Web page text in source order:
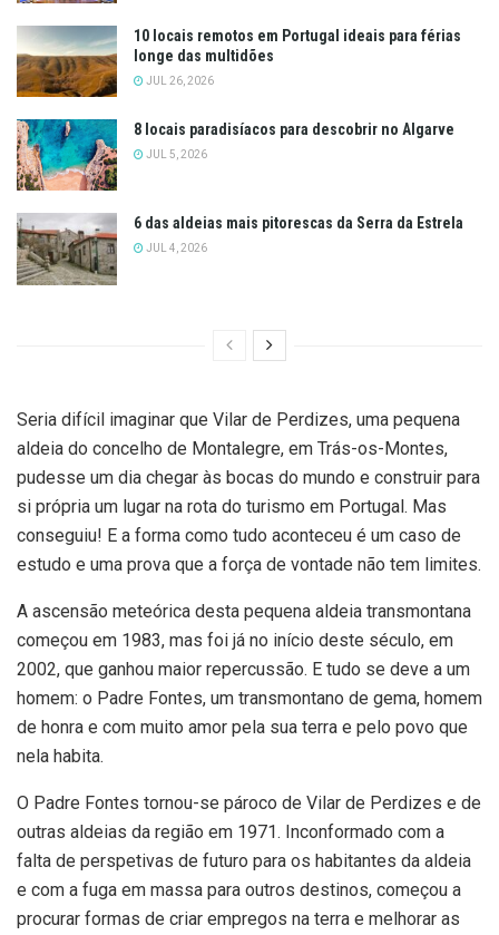
10 locais remotos em Portugal ideais para férias
longe das multidões
JUL 26, 2026
8 locais paradisíacos para descobrir no Algarve
JUL 5, 2026
6 das aldeias mais pitorescas da Serra da Estrela
JUL 4, 2026
Seria difícil imaginar que Vilar de Perdizes, uma pequena
aldeia do concelho de Montalegre, em Trás-os-Montes,
pudesse um dia chegar às bocas do mundo e construir para
si própria um lugar na rota do turismo em Portugal. Mas
conseguiu! E a forma como tudo aconteceu é um caso de
estudo e uma prova que a força de vontade não tem limites.
A ascensão meteórica desta pequena aldeia transmontana
começou em 1983, mas foi já no início deste século, em
2002, que ganhou maior repercussão. E tudo se deve a um
homem: o Padre Fontes, um transmontano de gema, homem
de honra e com muito amor pela sua terra e pelo povo que
nela habita.
O Padre Fontes tornou-se pároco de Vilar de Perdizes e de
outras aldeias da região em 1971. Inconformado com a
falta de perspetivas de futuro para os habitantes da aldeia
e com a fuga em massa para outros destinos, começou a
procurar formas de criar empregos na terra e melhorar as